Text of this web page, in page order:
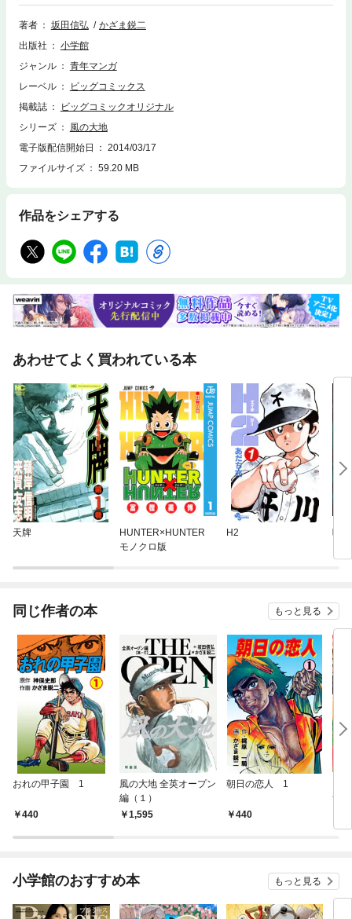
ップ合格を信じて疑わなかった。その矢先に、笠崎の胸部筋断裂が発覚す
る！！即刻の手術を必要とする程の重傷のため、プレーの途中棄権を医者
同じティに立ちてえんだ！！』その強き思いに突き動かされ、笠崎は自ら
のゴルフボールを追い、一歩、また一歩、激痛に耐えながら18番ホールカ
い試練を与えるのか……笠崎の魂を込めた戦いの結末は如何に！！
著者 坂田信弘
かざま鋭二
出版社
小学館
ジャンル
青年マンガ
レーベル
ビッグコミックス
掲載誌
ビッグコミックオリジナル
シリーズ
風の大地
電子版配信開始日
2014/03/17
ファイルサイズ
59.20 MB
作品をシェアする
あわせてよく買われている本
天牌
HUNTER×HUNTER
モノクロ版
H2 呪
同じ作者の本 もっと見る
おれの甲子園 1
440
風の大地 全英オープン
編（１）
1,595
朝日の恋人 1
440
ナ
小学館のおすすめ本 もっと見る